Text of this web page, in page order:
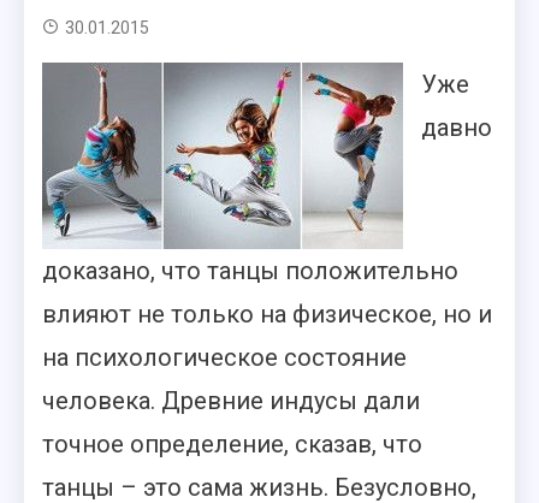
30.01.2015
Уже
давно
доказано, что танцы положительно
влияют не только на физическое, но и
на психологическое состояние
человека. Древние индусы дали
точное определение, сказав, что
танцы – это сама жизнь. Безусловно,